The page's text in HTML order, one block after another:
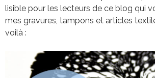
lisible pour les lecteurs de ce blog qui
mes gravures, tampons et articles
voilà :